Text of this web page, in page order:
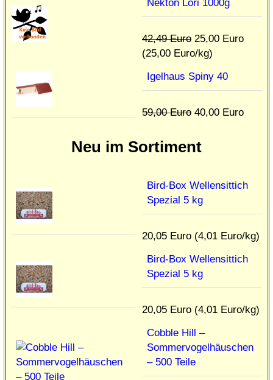
Nekton Lori 1000g
42,49 Euro 25,00 Euro
(25,00 Euro/kg)
Igelhaus Spiny 40
59,00 Euro 40,00 Euro
Neu im Sortiment
Bird-Box Wellensittich
Spezial 5 kg
20,05 Euro (4,01 Euro/kg)
Bird-Box Wellensittich
Spezial 5 kg
20,05 Euro (4,01 Euro/kg)
Cobble Hill –
Sommervogelhäuschen
– 500 Teile